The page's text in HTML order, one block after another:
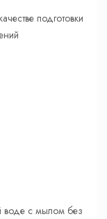
подготовки
воде с мылом без